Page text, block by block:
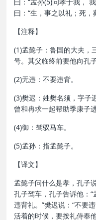
曰：“生，事之以礼；死
【注释】
(1)孟懿子：鲁国的大夫，
号。其父临终前要他向孔子
(2)无违：不要违背。
(3)樊迟：姓樊名须，字子
曾和冉求一起帮助季康子
(4)御：驾驭马车。
(5)孟孙：指孟懿子。
【译文】
孟懿子问什么是孝，孔子
孔子驾车，孔子告诉他：
违背礼。”樊迟说：“不要
活着的时候，要按礼侍奉